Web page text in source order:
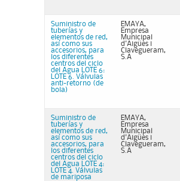
Suministro de
tuberías y
elementos de red,
así como sus
accesorios, para
los diferentes
centros del ciclo
del Agua LOTE 6:
LOTE 6. Válvulas
anti-retorno (de
bola)
EMAYA,
Empresa
Municipal
d'Aigües i
Clavegueram,
S.A
Suministro de
tuberías y
elementos de red,
así como sus
accesorios, para
los diferentes
centros del ciclo
del Agua LOTE 4:
LOTE 4. Válvulas
de mariposa
EMAYA,
Empresa
Municipal
d'Aigües i
Clavegueram,
S.A